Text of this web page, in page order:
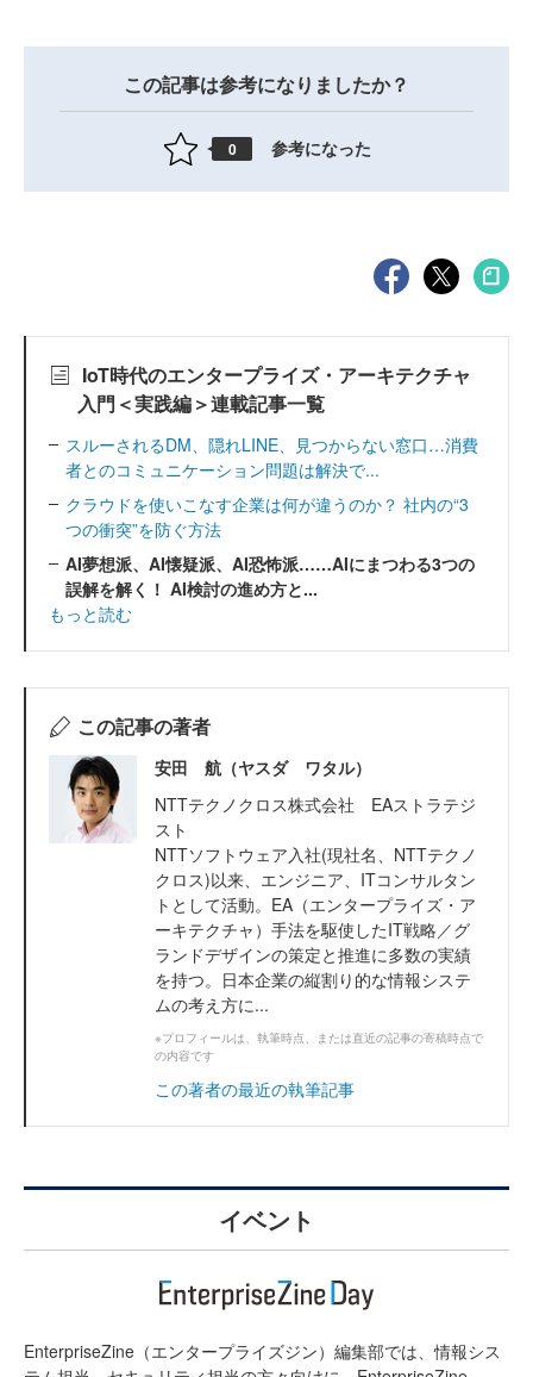
この記事は参考になりましたか？
0 参考になった
IoT時代のエンタープライズ・アーキテクチャ
入門＜実践編＞連載記事一覧
スルーされるDM、隠れLINE、見つからない窓口…消費
者とのコミュニケーション問題は解決で...
クラウドを使いこなす企業は何が違うのか？ 社内の“3
つの衝突”を防ぐ方法
AI夢想派、AI懐疑派、AI恐怖派……AIにまつわる3つの
誤解を解く！ AI検討の進め方と...
もっと読む
この記事の著者
安田 航（ヤスダ ワタル）
NTTテクノクロス株式会社 EAストラテジ
スト
NTTソフトウェア入社(現社名、NTTテクノ
クロス)以来、エンジニア、ITコンサルタン
トとして活動。EA（エンタープライズ・ア
ーキテクチャ）手法を駆使したIT戦略／グ
ランドデザインの策定と推進に多数の実績
を持つ。日本企業の縦割り的な情報システ
ムの考え方に...
※プロフィールは、執筆時点、または直近の記事の寄稿時点で
の内容です
この著者の最近の執筆記事
イベント
EnterpriseZine（エンタープライズジン）編集部では、情報シス